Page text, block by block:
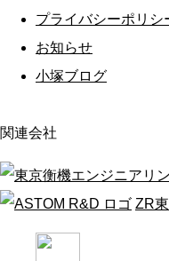
プライバシーポリシ
お知らせ
小塚ブログ
関連会社
ZR